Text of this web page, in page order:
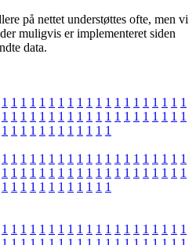
på nettet understøttes ofte, men vi
muligvis er implementeret siden
data.
1 1 1 1 1 1 1 1 1 1 1 1 1 1 1 1 1 1 1 1
1 1 1 1 1 1 1 1 1 1 1 1 1 1 1 1 1 1 1 1
1 1 1 1 1 1 1 1 1 1 1 1
1 1 1 1 1 1 1 1 1 1 1 1 1 1 1 1 1 1 1 1
1 1 1 1 1 1 1 1 1 1 1 1 1 1 1 1 1 1 1 1
1 1 1 1 1 1 1 1 1 1 1 1
1 1 1 1 1 1 1 1 1 1 1 1 1 1 1 1 1 1 1 1